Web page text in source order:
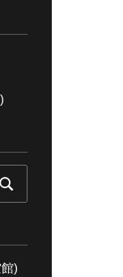
検
)